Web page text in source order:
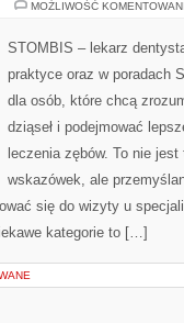
MOŻLIWOŚĆ
STOMBIS – lekarz
praktyce oraz w poradach
dla osób, które chcą
dziąseł i podejmować
leczenia zębów. To nie
wskazówek, ale
się do wizyty u
kategorie to […]